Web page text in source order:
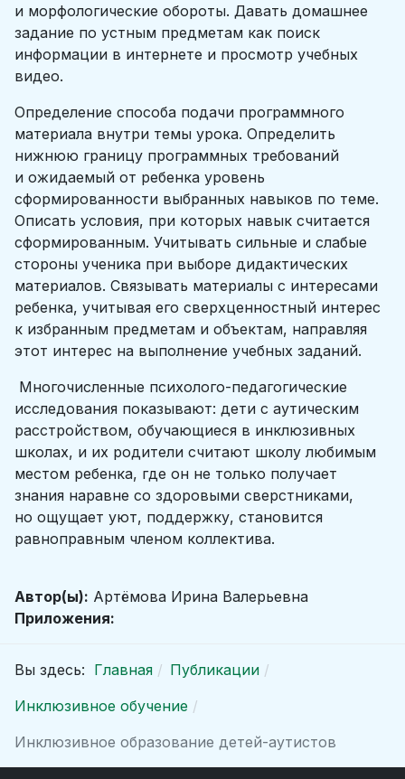
и морфологические обороты. Давать домашнее
задание по устным предметам как поиск
информации в интернете и просмотр учебных
видео.
Определение способа подачи программного
материала внутри темы урока. Определить
нижнюю границу программных требований
и ожидаемый от ребенка уровень
сформированности выбранных навыков по теме.
Описать условия, при которых навык считается
сформированным. Учитывать сильные и слабые
стороны ученика при выборе дидактических
материалов. Связывать материалы с интересами
ребенка, учитывая его сверхценностный интерес
к избранным предметам и объектам, направляя
этот интерес на выполнение учебных заданий.
Многочисленные психолого-педагогические
исследования показывают: дети с аутическим
расстройством, обучающиеся в инклюзивных
школах, и их родители считают школу любимым
местом ребенка, где он не только получает
знания наравне со здоровыми сверстниками,
но ощущает уют, поддержку, становится
равноправным членом коллектива.
Автор(ы): Артёмова Ирина Валерьевна
Приложения:
Вы здесь: Главная
Публикации
Инклюзивное обучение
Инклюзивное образование детей-аутистов